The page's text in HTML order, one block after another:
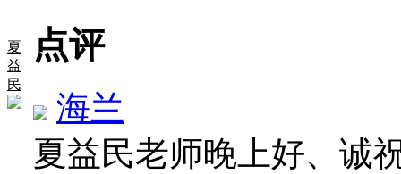
夏
益
民
点评
海兰
夏益民老师晚上好、诚